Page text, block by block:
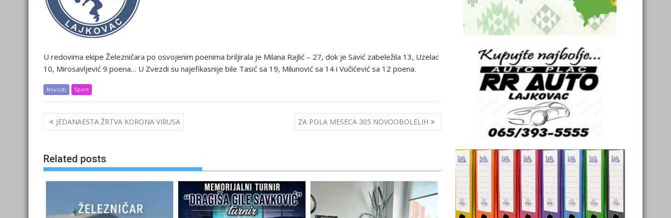
U redovima ekipe Železničara po osvojenim poenima briljirala je Milana Rajlić – 27, dok je Savić zabeležila 13, Uzelac
10, Mirosavljević 9 poena… U Zvezdi su najefikasnije bile Tasić sa 19, Milunović sa 14 i Vučićević sa 12 poena.
Novosti Sport
Post
navigation
JEDANAESTA ŽRTVA KORONA VIRUSA ZA POLA MESECA 305 NOVOOBOLELIH
Related posts